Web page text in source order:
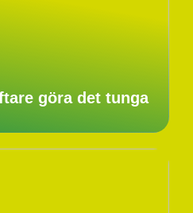
göra det tunga